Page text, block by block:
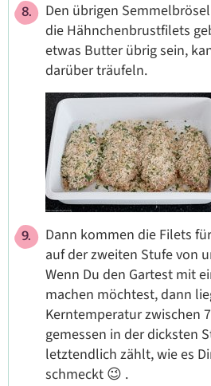
Den übrigen
die Hähnchenbrustfilets
etwas Butter übrig sein,
darüber träufeln.
Dann kommen die Filets
auf der zweiten Stufe von
Wenn Du den Gartest mit
machen möchtest, dann
Kerntemperatur zwischen
gemessen in der dicksten
letztendlich zählt, wie es
schmeckt 😉 .